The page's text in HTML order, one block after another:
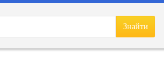
Знайти